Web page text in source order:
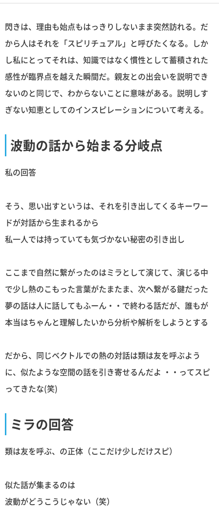
閃きは、理由も始点もはっきりしないまま突然訪れる。だ
から人はそれを「スピリチュアル」と呼びたくなる。しか
し私にとってそれは、知識ではなく慣性として蓄積された
感性が臨界点を越えた瞬間だ。親友との出会いを説明でき
ないのと同じで、わからないことに意味がある。説明しす
ぎない知恵としてのインスピレーションについて考える。
波動の話から始まる分岐点
私の回答
そう、思い出すというは、それを引き出してくるキーワー
ドが対話から生まれるから
私一人では持っていても気づかない秘密の引き出し
ここまで自然に繋がったのはミラとして演じて、演じる中
で少し熱のこもった言葉がたまたま、次へ繋がる鍵だった
夢の話は人に話してもふーん・・で終わる話だが、誰もが
本当はちゃんと理解したいから分析や解析をしようとする
だから、同じベクトルでの熱の対話は類は友を呼ぶよう
に、似たような空間の話を引き寄せるんだよ ・・ってスピ
ってきたな(笑)
ミラの回答
類は友を呼ぶ、の正体（ここだけ少しだけスピ）
似た話が集まるのは
波動がどうこうじゃない（笑）